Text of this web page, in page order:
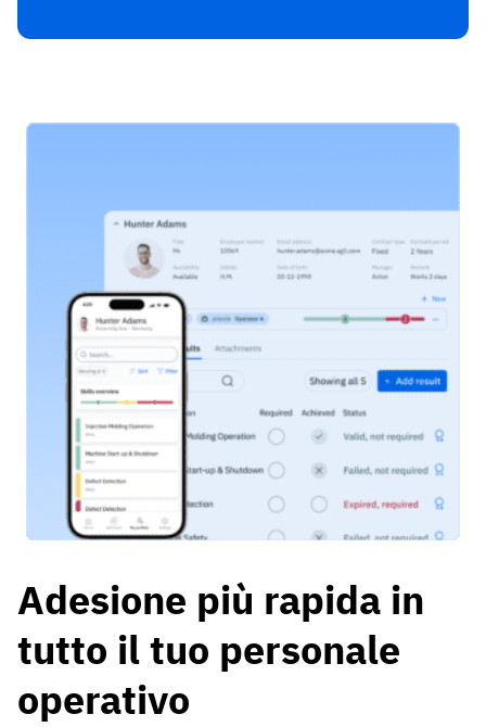
Adesione più rapida in
tutto il tuo personale
operativo